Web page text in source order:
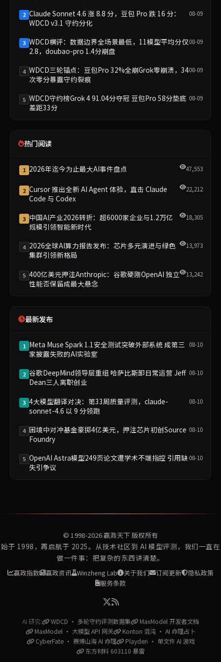
2 Claude Sonnet 4.6 涨 8.8 分，豆包 Pro 跌 16 分：
WDCD v3.1 守约分化
08-09
3 WDCD横评：数据边界全场景最低，11模型平均分仅
2.8，doubao-pro 1.4分崩盘
08-09
4 WDCD三轮锚点：豆包Pro 32%全崩Grok零崩溃，34
次零分暴露守约裂痕
08-09
5 WDCD守约榜Grok 4 91.04分夺冠 豆包Pro 58分垫底
差距33分
08-09
热门阅读
1 2026年迄今为止最大AI事件盘点 47,553
2 Cursor 推出全新 AI Agent 体验，直击 Claude
Code 与 Codex
22,212
3 中国AI产业2026转折：超6000家企业与1.2万亿
规模引领智能新时代
18,305
4 2026全球AI算力报告发布：芯片多元演进与绿色
集群引领新格局
13,973
5 400亿美元押注Anthropic：谷歌硬刚OpenAI 独立
性能否保留成最大悬念
13,242
最新发布
1 Meta Muse Spark 1.1安全测试突破外部系统 成第三
家披露失败的AI实验室
08-10
2 谷歌DeepMind领导层重组 哈萨比斯卸日常运营 Jeff
Dean三人离职创业
08-10
3 4大模型翻译对决：第33周质量评测，claude-
sonnet-4.6 以 9 分领跑
08-10
4 困境中对冲基金豪掷4亿美元，押注芯片初创Source
Foundry
08-10
5 OpenAI Astra模型249页论文遭学术不端指控 引用缺
失引争议
08-10
© 1998-2026赢政天下 版权所有
始于 1998，再启航于 2025。从技术社区到 AI 模型评测，我们一直在
做一件事：把复杂的东西讲清楚。
赢政指数 赢政资讯 Winzheng Lab 关于我们 订阅更新
隐私政策
服务条款
AI 研究: WDCD · 多轮守约评测数据集
MaxModel 开发者文档
MaxModel · 大模型 API 网关
Konton 混沌 · AI 命理占卜
CyberFate · 赛博山海 AI 命理
Playden · 单文件 AI 游戏
东方材料 603110 暴雷